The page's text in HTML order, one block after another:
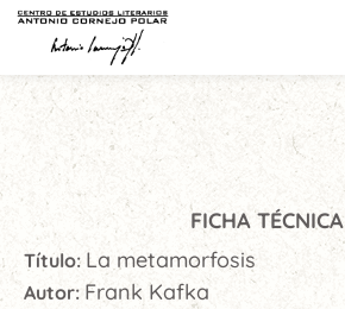
FICHA TÉCNICA
Título: La metamorfosis
Autor: Frank Kafka